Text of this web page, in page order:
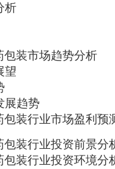
析
装市场趋势分析
望
展趋势
装行业市场盈利预
装行业投资前景分
装行业投资环境分